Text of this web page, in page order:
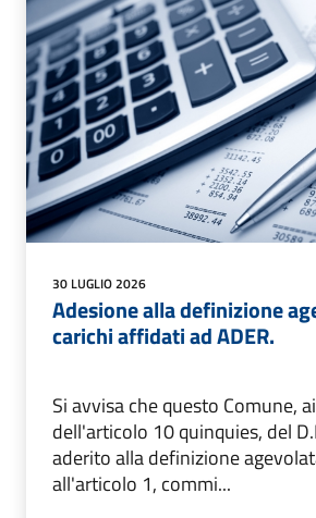
30 LUGLIO 2026
Adesione alla definizione
carichi affidati ad ADER.
Si avvisa che questo Comune,
dell'articolo 10 quinquies, del
aderito alla definizione
all'articolo 1, commi...